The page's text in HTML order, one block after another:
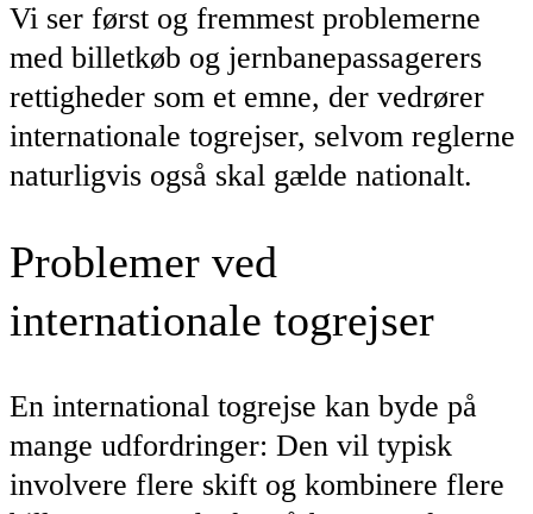
Vi ser først og fremmest problemerne
med billetkøb og jernbanepassagerers
rettigheder som et emne, der vedrører
internationale togrejser, selvom reglerne
naturligvis også skal gælde nationalt.
Problemer ved
internationale togrejser
En international togrejse kan byde på
mange udfordringer: Den vil typisk
involvere flere skift og kombinere flere